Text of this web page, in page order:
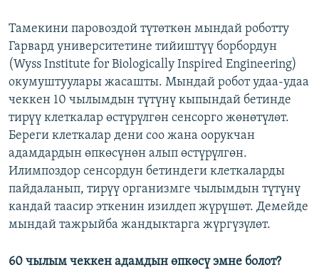
Тамекини паровоздой түтөткөн мындай роботту
Гарвард университетине тийиштүү борбордун
(Wyss Institute for Biologically Inspired Engineering)
окумуштуулары жасашты. Мындай робот удаа-удаа
чеккен 10 чылымдын түтүнү кыпындай бетинде
тирүү клеткалар өстүрүлгөн сенсорго жөнөтүлөт.
Береги клеткалар дени соо жана оорукчан
адамдардын өпкөсүнөн алып өстүрүлгөн.
Илимпоздор сенсордун бетиндеги клеткаларды
пайдаланып, тирүү организмге чылымдын түтүнү
кандай таасир эткенин изилдеп жүрүшөт. Демейде
мындай тажрыйба жандыктарга жүргүзүлөт.
60 чылым чеккен адамдын өпкөсү эмне болот?